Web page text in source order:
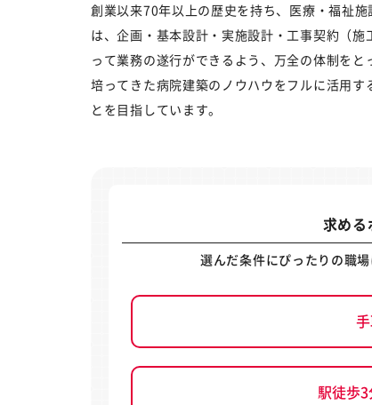
創業以来70年以上の歴史を持ち、医療・福祉
は、企画・基本設計・実施設計・工事契約（
って業務の遂行ができるよう、万全の体制を
培ってきた病院建築のノウハウをフルに活用
とを目指しています。
求める
選んだ条件にぴったりの職
駅徒歩